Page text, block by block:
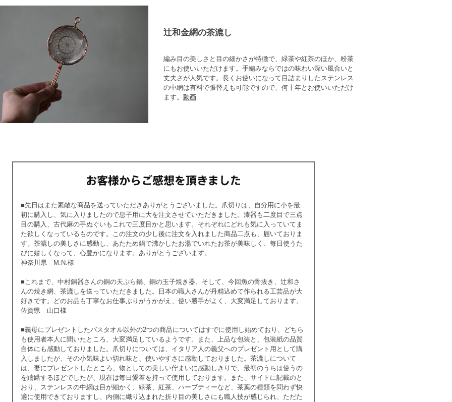
辻和金網の茶漉し
編み目の美しさと目の細かさが特徴で、緑茶や紅茶のほか、粉茶
にもお使いいただけます。手編みならではの味わい深い風合いと
丈夫さが人気です。長くお使いになって目詰まりしたステンレス
の中網は有料で張替えも可能ですので、何十年とお使いいただけ
ます。 動画
■先日はまた素敵な商品を送っていただきありがとうございました。爪切りは、自分用に小を最
初に購入し、気に入りましたので息子用に大を注文させていただきました。漆器も二度目で三点
目の購入、古代麻の手ぬぐいもこれで三度目かと思います。それぞれにどれも気に入っていてま
た欲しくなっているものです。この注文の少し後に注文を入れました商品二点も、届いておりま
す。茶漉しの美しさに感動し、あたため鍋で沸かしたお湯でいれたお茶が美味しく、毎日使うた
びに嬉しくなって、心豊かになります。ありがとうございます。
神奈川県 M.N.様
■これまで、中村銅器さんの銅の天ぷら鍋、銅の玉子焼き器、そして、今回魚の骨抜き、辻和さ
んの焼き網、茶漉しを送っていただきました。日本の職人さんが丹精込めて作られる工芸品が大
好きです。どのお品も丁寧なお仕事ぶりがうかがえ、使い勝手がよく、大変満足しております。
佐賀県 山口様
■義母にプレゼントしたバスタオル以外の2つの商品についてはすでに使用し始めており、どちら
も使用者本人に聞いたところ、大変満足しているようです。また、上品な包装と、包装紙の品質
自体にも感動しておりました。爪切りについては、イタリア人の義父へのプレゼント用として購
入しましたが、その小気味よい切れ味と、使いやすさに感動しておりました。茶漉しについて
は、妻にプレゼントしたところ、物としての美しい佇まいに感動しきりで、最初のうちは使うの
を躊躇するほどでしたが、現在は毎日愛着を持って使用しております。また、サイトに記載のと
おり、ステンレスの中網は目が細かく、緑茶、紅茶、ハーブティーなど、茶葉の種類を問わず快
適に使用できておりますし、内側に織り込まれた折り目の美しさにも職人技が感じられ、ただた